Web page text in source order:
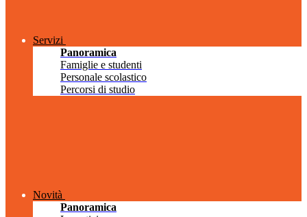
Servizi
Panoramica
Famiglie e studenti
Personale scolastico
Percorsi di studio
Novità
Panoramica